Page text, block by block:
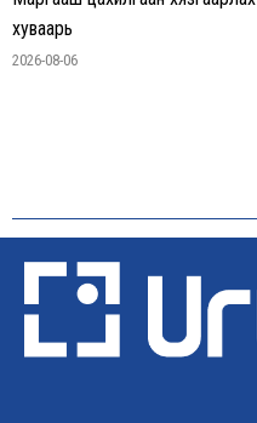
хуваарь
2026-08-06